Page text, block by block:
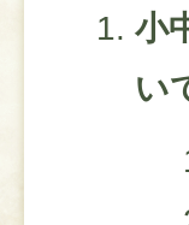
小
い